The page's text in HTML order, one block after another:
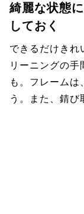
綺麗な状態に
しておく
できるだけきれ
リーニングの
も。フレームは
う。また、錆び